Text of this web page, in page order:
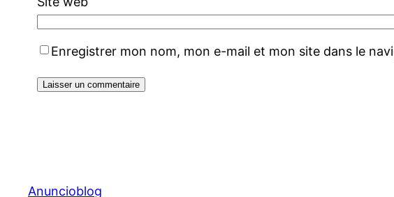
Enregistrer mon nom, mon e-mail et mon site dans le
Anuncioblog